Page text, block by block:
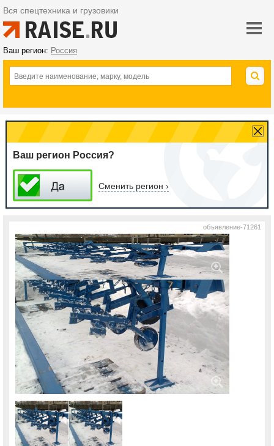
Вся спецтехника и грузовики
Ваш регион: Россия
Ваш регион Россия?
Сменить регион ›
объявление-71261